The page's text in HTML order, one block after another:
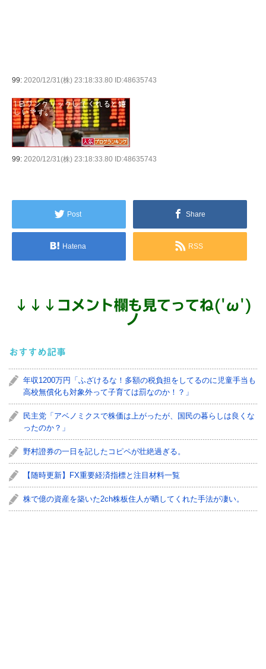
99: 2020/12/31(株) 23:18:33.80 ID:48635743
99: 2020/12/31(株) 23:18:33.80 ID:48635743
Post Share
Hatena RSS
↓ ↓ ↓ コメント欄も見てってね('ω')
ノ
おすすめ記事
年収1200万円「ふざけるな！多額の税負担をしてるのに児童手当も
高校無償化も対象外って子育ては罰なのか！？」
民主党「アベノミクスで株価は上がったが、国民の暮らしは良くな
ったのか？」
野村證券の一日を記したコピペが壮絶過ぎる。
【随時更新】FX重要経済指標と注目材料一覧
株で億の資産を築いた2ch株板住人が晒してくれた手法が凄い。